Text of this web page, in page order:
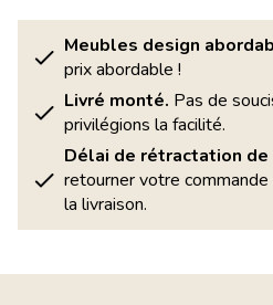
Meubles design
prix abordable !
Livré monté. Pas de
privilégions la facilité.
Délai de rétractation de
retourner votre
la livraison.